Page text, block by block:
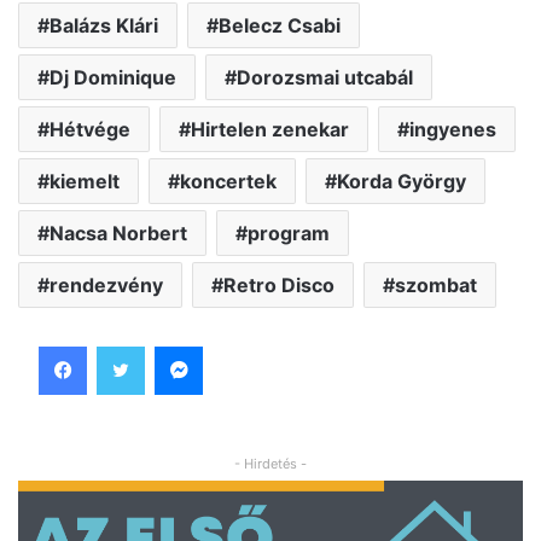
Balázs Klári Belecz Csabi
Dj Dominique Dorozsmai utcabál
Hétvége Hirtelen zenekar ingyenes
kiemelt koncertek Korda György
Nacsa Norbert program
rendezvény Retro Disco szombat
- Hirdetés -